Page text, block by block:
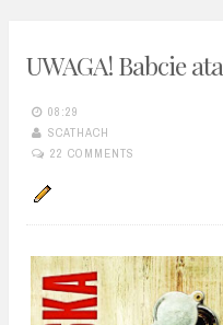
UWAGA! Babcie
08:29
SCATHACH
22 COMMENTS